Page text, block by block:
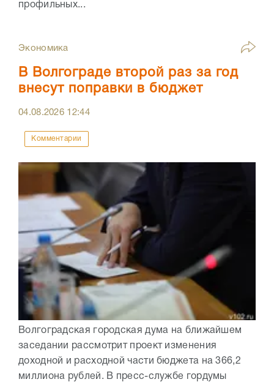
профильных...
Экономика
В Волгограде второй раз за год
внесут поправки в бюджет
04.08.2026 12:44
Комментарии
Волгоградская городская дума на ближайшем
заседании рассмотрит проект изменения
доходной и расходной части бюджета на 366,2
миллиона рублей. В пресс-службе гордумы